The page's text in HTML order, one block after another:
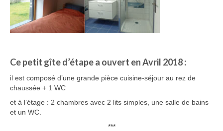
Ce petit gîte d’étape a ouvert en Avril 2018 :
il est composé d’une grande pièce cuisine-séjour au rez de
chaussée + 1 WC
et à l’étage : 2 chambres avec 2 lits simples, une salle de bains
et un WC.
***